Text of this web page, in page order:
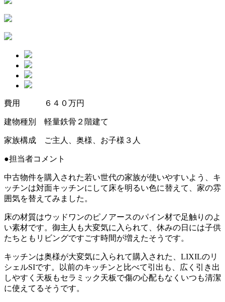
費用 ６４０万円
建物種別 軽量鉄骨２階建て
家族構成 ご主人、奥様、お子様３人
●担当者コメント
中古物件を購入された若い世代の家族が使いやすいよう、キ
ッチンは対面キッチンにして床を明るい色に替えて、家の雰
囲気を替えてみました。
床の材質はウッドワンのピノアースのパイン材で足触りのよ
い素材です。御主人も大変気に入られて、休みの日には子供
たちともリビングですごす時間が増えたそうです。
キッチンは奥様が大変気に入られて購入された、LIXILのリ
シェルSIです。以前のキッチンと比べて引出も、広く引き出
しやすく天板もセラミック天板で傷の心配もなくいつも清潔
に使えてるそうです。